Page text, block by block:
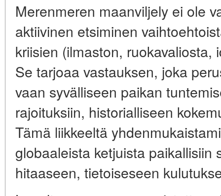
Merenmeren maanviljely ei ole
aktiivinen etsiminen
kriisien (ilmaston,
Se tarjoaa vastauksen, joka
vaan syvälliseen paikan
rajoituksiin, historialliseen
Tämä liikkeeltä
globaaleista ketjuista paikallisiin
hitaaseen, tietoiseseen